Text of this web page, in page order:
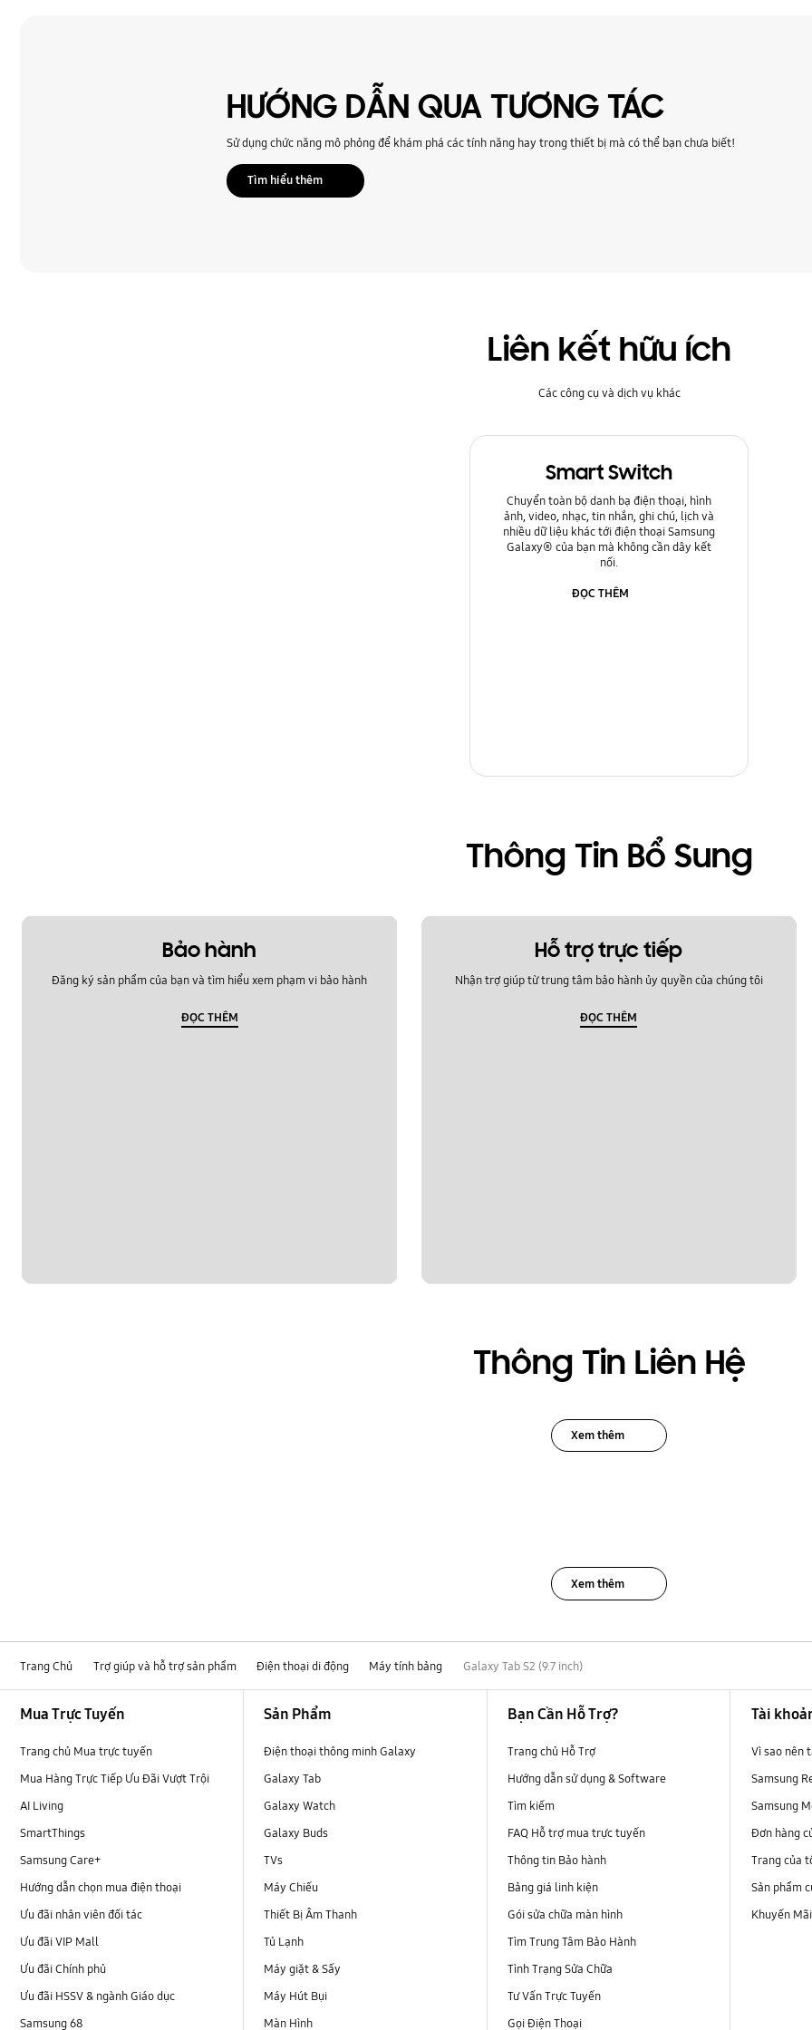
HƯỚNG DẪN QUA TƯƠNG TÁC
Sử dụng chức năng mô phỏng để khám phá các tính năng hay trong thiết bị mà có thể bạn chưa biết!
Tìm hiểu thêm
Liên kết hữu ích
Các công cụ và dịch vụ khác
Smart Switch
Chuyển toàn bộ danh bạ điện thoại, hình
ảnh, video, nhạc, tin nhắn, ghi chú, lịch và
nhiều dữ liệu khác tới điện thoại Samsung
Galaxy® của bạn mà không cần dây kết
nối.
ĐỌC THÊM
Thông Tin Bổ Sung
Bảo hành
Đăng ký sản phẩm của bạn và tìm hiểu xem phạm vi bảo hành
ĐỌC THÊM
Hỗ trợ trực tiếp
Nhận trợ giúp từ trung tâm bảo hành ủy quyền của chúng tôi
ĐỌC THÊM
Thông Tin Liên Hệ
Xem thêm
Xem thêm
Trang Chủ Trợ giúp và hỗ trợ sản phẩm Điện thoại di động Máy tính bảng Galaxy Tab S2 (9.7 inch)
Mua Trực Tuyến
Trang chủ Mua trực tuyến
Mua Hàng Trực Tiếp Ưu Đãi Vượt Trội
AI Living
SmartThings
Samsung Care+
Hướng dẫn chọn mua điện thoại
Ưu đãi nhân viên đối tác
Ưu đãi VIP Mall
Ưu đãi Chính phủ
Ưu đãi HSSV & ngành Giáo dục
Samsung 68
Sản Phẩm
Điện thoại thông minh Galaxy
Galaxy Tab
Galaxy Watch
Galaxy Buds
TVs
Máy Chiếu
Thiết Bị Âm Thanh
Tủ Lạnh
Máy giặt & Sấy
Máy Hút Bụi
Màn Hình
Bạn Cần Hỗ Trợ?
Trang chủ Hỗ Trợ
Hướng dẫn sử dụng & Software
Tìm kiếm
FAQ Hỗ trợ mua trực tuyến
Thông tin Bảo hành
Bảng giá linh kiện
Gói sửa chữa màn hình
Tìm Trung Tâm Bảo Hành
Tình Trạng Sửa Chữa
Tư Vấn Trực Tuyến
Gọi Điện Thoại
Tài
Vì sao nên
Samsung
Samsung
Đơn hàng
Trang của
Sản phẩm
Khuyến